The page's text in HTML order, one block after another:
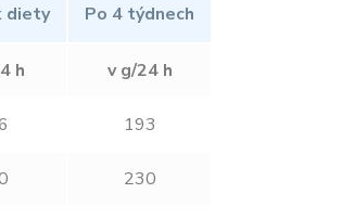
diety Po 4 týdnech
h v g/24 h
193
230